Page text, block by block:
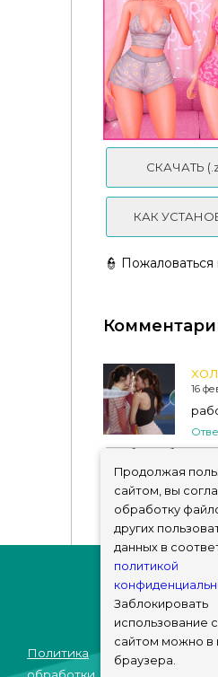
cinnamoroll &
phantomeow
Пижама Long Coats
СКАЧАТЬ
КАК
👮
16
Чтобы
авторизоваться!
Политика
Продолжая
сайтом, вы
обработку
других
данных в
политикой
Заблокировать
использование
сайтом можно в
браузера.